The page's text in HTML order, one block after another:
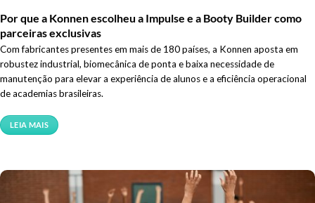
Por que a Konnen escolheu a Impulse e a Booty Builder como
parceiras exclusivas
Com fabricantes presentes em mais de 180 países, a Konnen aposta em
robustez industrial, biomecânica de ponta e baixa necessidade de
manutenção para elevar a experiência de alunos e a eficiência operacional
de academias brasileiras.
LEIA MAIS